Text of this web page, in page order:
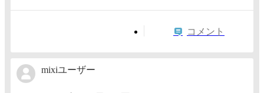
コメント
mixiユーザー